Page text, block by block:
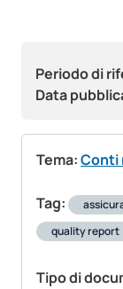
Periodo di
Data
Tema:Conti
Tag:
quality report
Tipo di